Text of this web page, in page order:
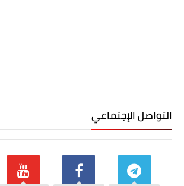
التواصل الإجتماعي